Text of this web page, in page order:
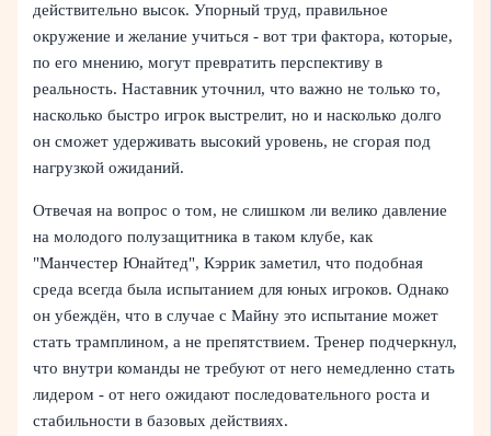
действительно высок. Упорный труд, правильное
окружение и желание учиться - вот три фактора, которые,
по его мнению, могут превратить перспективу в
реальность. Наставник уточнил, что важно не только то,
насколько быстро игрок выстрелит, но и насколько долго
он сможет удерживать высокий уровень, не сгорая под
нагрузкой ожиданий.
Отвечая на вопрос о том, не слишком ли велико давление
на молодого полузащитника в таком клубе, как
"Манчестер Юнайтед", Кэррик заметил, что подобная
среда всегда была испытанием для юных игроков. Однако
он убеждён, что в случае с Майну это испытание может
стать трамплином, а не препятствием. Тренер подчеркнул,
что внутри команды не требуют от него немедленно стать
лидером - от него ожидают последовательного роста и
стабильности в базовых действиях.